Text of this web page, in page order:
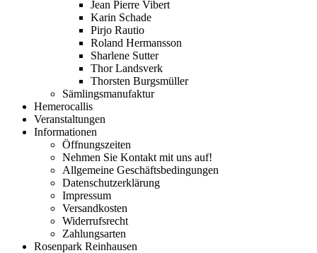
Jean Pierre Vibert
Karin Schade
Pirjo Rautio
Roland Hermansson
Sharlene Sutter
Thor Landsverk
Thorsten Burgsmüller
Sämlingsmanufaktur
Hemerocallis
Veranstaltungen
Informationen
Öffnungszeiten
Nehmen Sie Kontakt mit uns auf!
Allgemeine Geschäftsbedingungen
Datenschutzerklärung
Impressum
Versandkosten
Widerrufsrecht
Zahlungsarten
Rosenpark Reinhausen